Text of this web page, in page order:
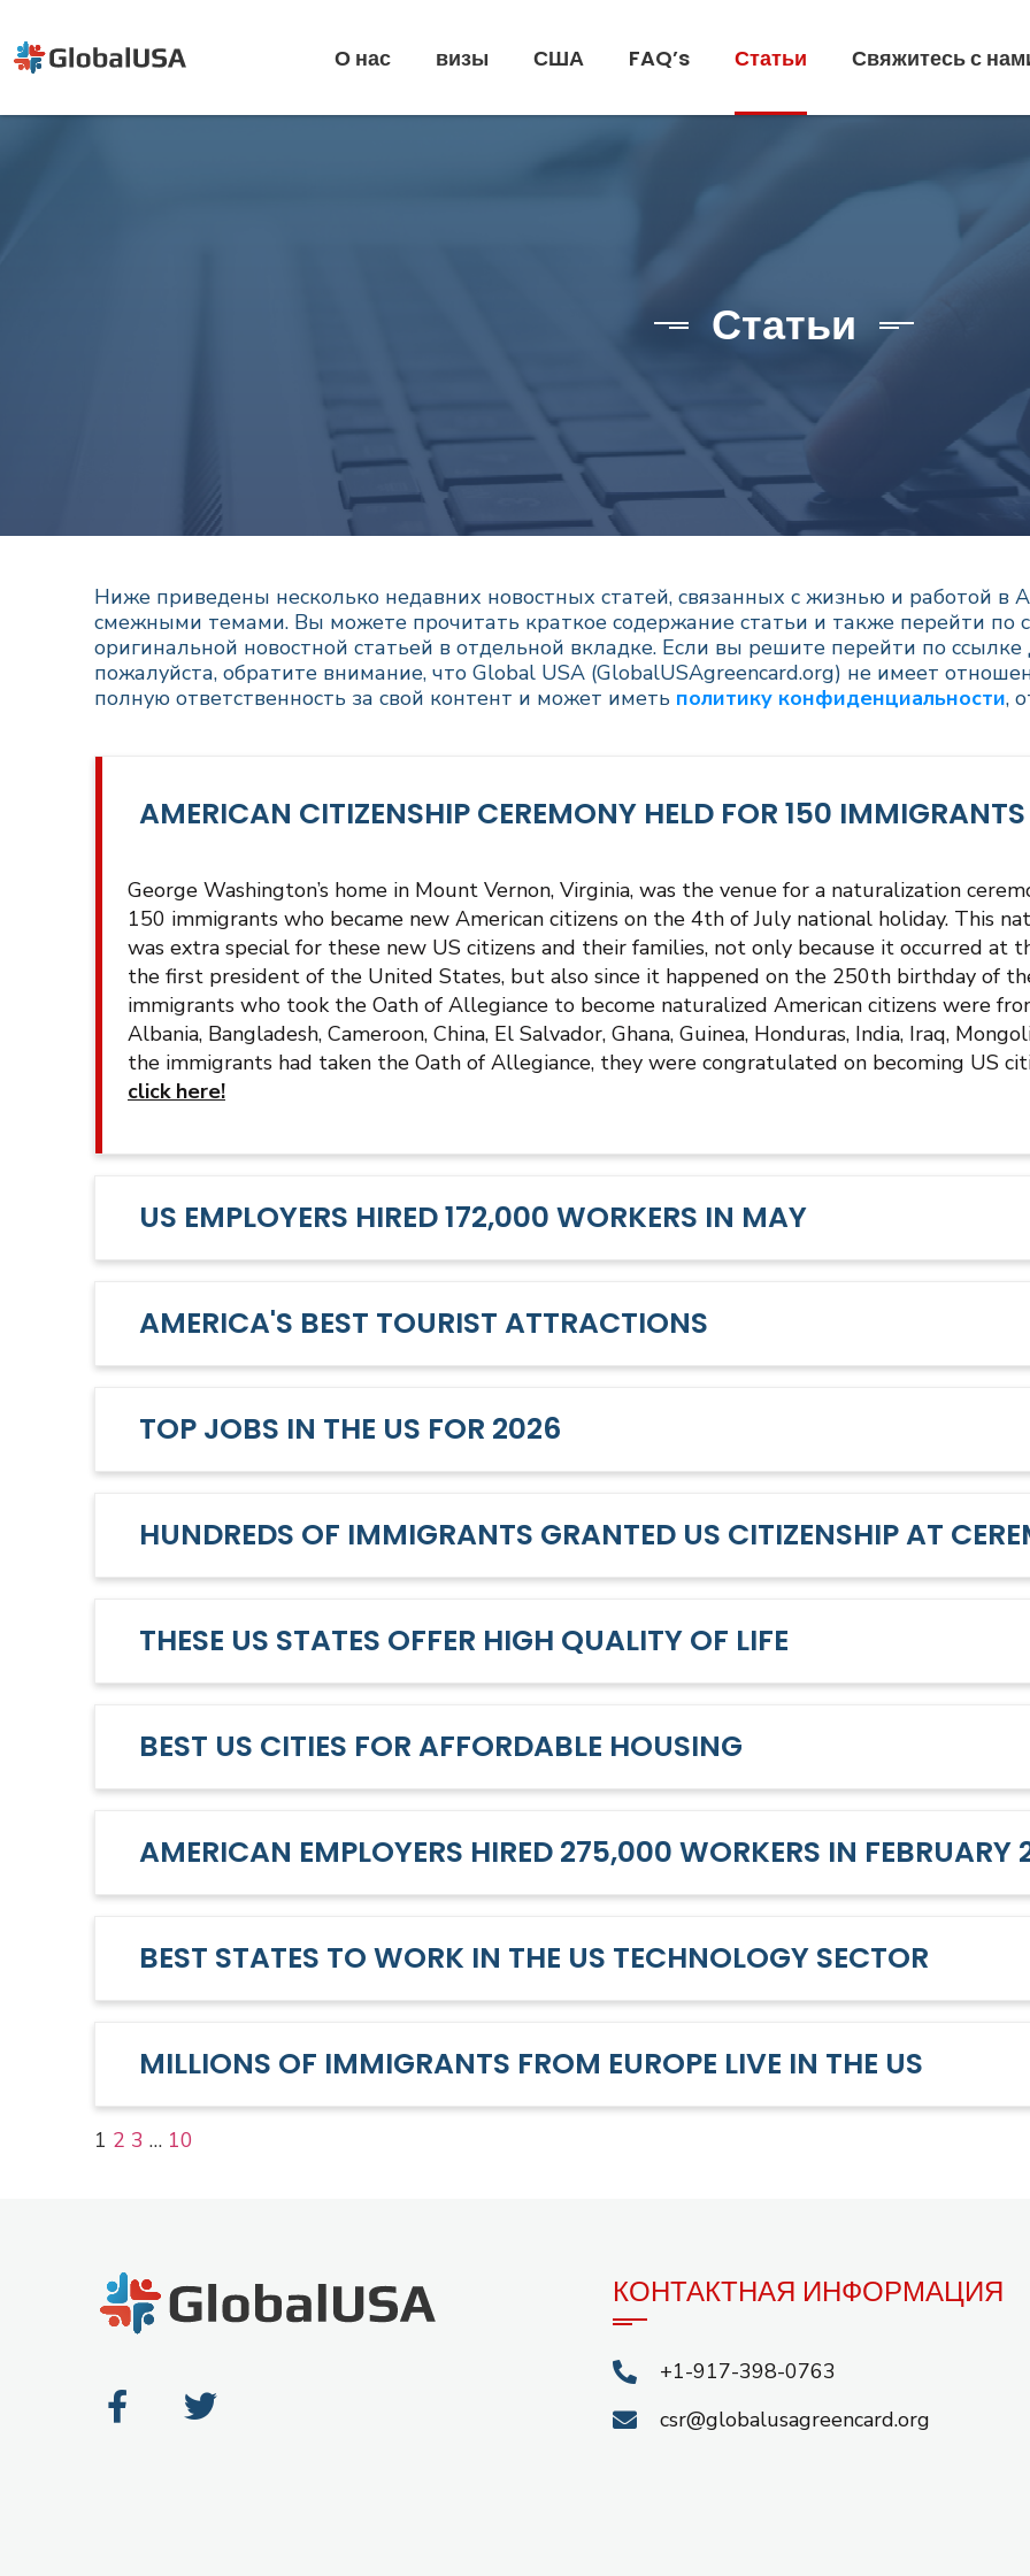
О нас визы США FAQ’s Статьи Свяжитесь с
Статьи
Ниже приведены несколько недавних новостных статей, связанных с жизнью и работой
смежными темами. Вы можете прочитать краткое содержание статьи и также перейти по
оригинальной новостной статьей в отдельной вкладке. Если вы решите перейти по
пожалуйста, обратите внимание, что Global USA (GlobalUSAgreencard.org) не имеет
полную ответственность за свой контент и может иметь политику конфиденциальности,
AMERICAN CITIZENSHIP CEREMONY HELD FOR 150
George Washington’s home in Mount Vernon, Virginia, was the venue for a naturalization
150 immigrants who became new American citizens on the 4th of July national holiday. This
was extra special for these new US citizens and their families, not only because it occurred at
the first president of the United States, but also since it happened on the 250th birthday of
immigrants who took the Oath of Allegiance to become naturalized American citizens were
Albania, Bangladesh, Cameroon, China, El Salvador, Ghana, Guinea, Honduras, India, Iraq,
the immigrants had taken the Oath of Allegiance, they were congratulated on becoming US
click here!
US EMPLOYERS HIRED 172,000 WORKERS IN MAY
AMERICA'S BEST TOURIST ATTRACTIONS
TOP JOBS IN THE US FOR 2026
HUNDREDS OF IMMIGRANTS GRANTED US CITIZENSHIP AT
THESE US STATES OFFER HIGH QUALITY OF LIFE
BEST US CITIES FOR AFFORDABLE HOUSING
AMERICAN EMPLOYERS HIRED 275,000 WORKERS IN FEBRUARY
BEST STATES TO WORK IN THE US TECHNOLOGY SECTOR
MILLIONS OF IMMIGRANTS FROM EUROPE LIVE IN THE US
1 2 3 … 10
КОНТАКТНАЯ ИНФОРМАЦИЯ
+1-917-398-0763
csr@globalusagreencard.org